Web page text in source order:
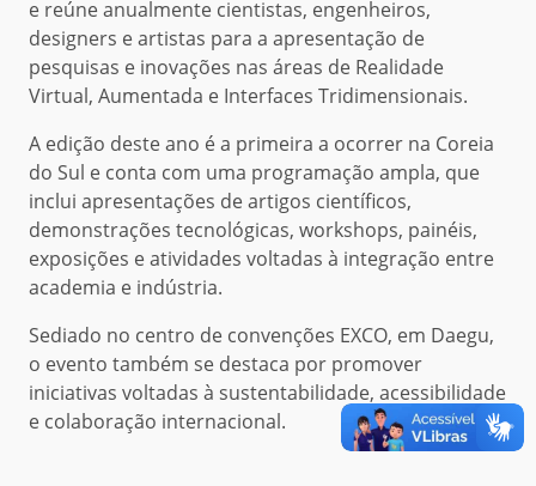
e reúne anualmente cientistas, engenheiros,
designers e artistas para a apresentação de
pesquisas e inovações nas áreas de Realidade
Virtual, Aumentada e Interfaces Tridimensionais.
A edição deste ano é a primeira a ocorrer na Coreia
do Sul e conta com uma programação ampla, que
inclui apresentações de artigos científicos,
demonstrações tecnológicas, workshops, painéis,
exposições e atividades voltadas à integração entre
academia e indústria.
Sediado no centro de convenções EXCO, em Daegu,
o evento também se destaca por promover
iniciativas voltadas à sustentabilidade, acessibilidade
e colaboração internacional.